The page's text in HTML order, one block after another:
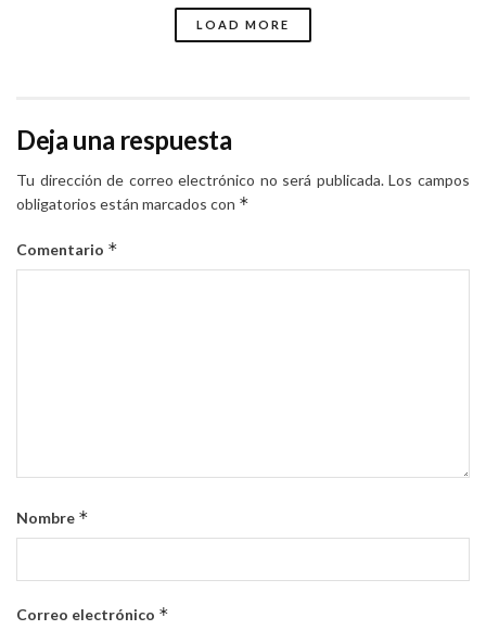
LOAD MORE
Deja una respuesta
Tu dirección de correo electrónico no será publicada. Los campos
obligatorios están marcados con *
Comentario *
Nombre *
Correo electrónico *